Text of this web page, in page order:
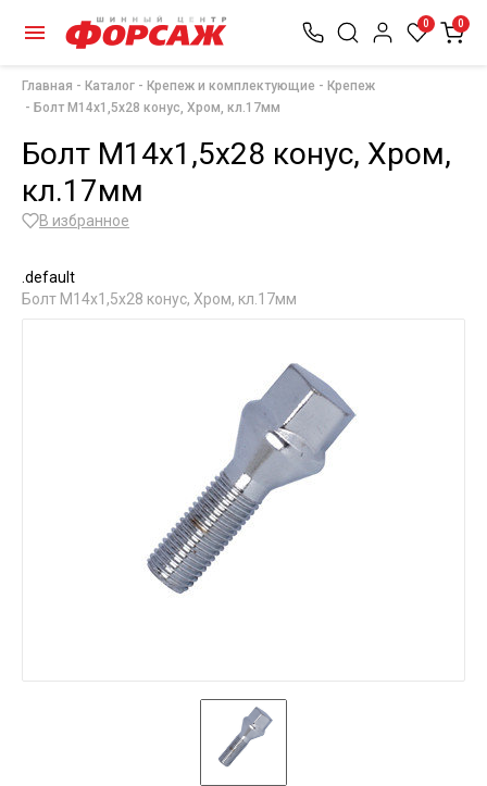
0 0
Главная Каталог Крепеж и комплектующие
Крепеж
Болт М14х1,5х28 конус, Хром, кл.17мм
Болт М14х1,5х28 конус, Хром,
кл.17мм
В избранное
.default
Болт М14х1,5х28 конус, Хром, кл.17мм